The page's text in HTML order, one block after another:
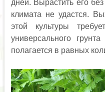
дней. Вырастить его
климата не удастся.
этой культуры
универсального
полагается в равных